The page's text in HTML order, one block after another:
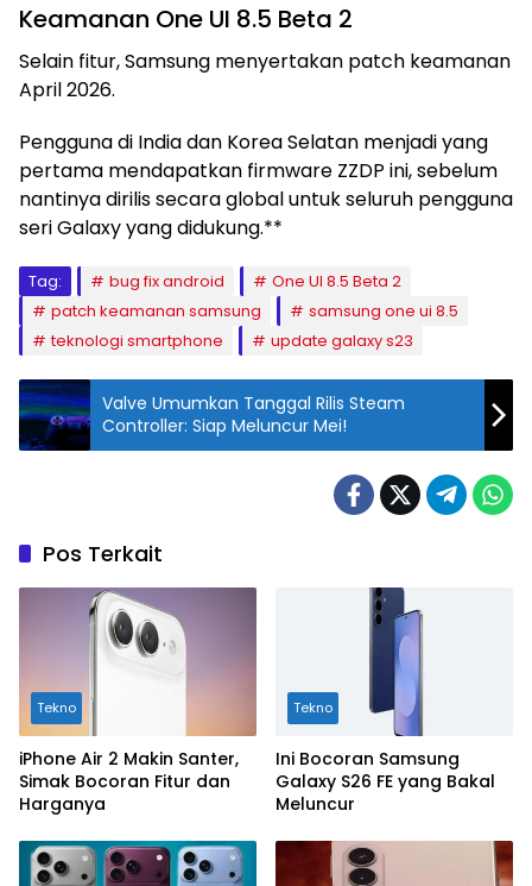
Keamanan One UI 8.5 Beta 2
Selain fitur, Samsung menyertakan patch keamanan
April 2026.
Pengguna di India dan Korea Selatan menjadi yang
pertama mendapatkan firmware ZZDP ini, sebelum
nantinya dirilis secara global untuk seluruh pengguna
seri Galaxy yang didukung.**
Tag: bug fix android
One UI 8.5 Beta 2
patch keamanan samsung
samsung one ui 8.5
teknologi smartphone
update galaxy s23
Valve Umumkan Tanggal Rilis Steam
Controller: Siap Meluncur Mei!
Pos Terkait
Tekno
iPhone Air 2 Makin Santer,
Simak Bocoran Fitur dan
Harganya
Tekno
Ini Bocoran Samsung
Galaxy S26 FE yang Bakal
Meluncur